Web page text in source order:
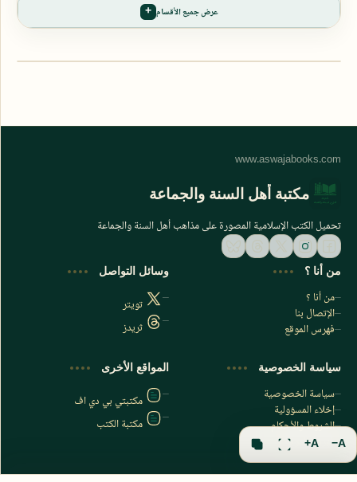
عرض جميع الأقسام
اشترك الآن
اشترك في قناتنا على تليجرام
مكتبة أهل السنة والجماعة
تحميل الكتب الإسلامية المصورة على مذاهب أهل السنة والجماعة
من أنا ؟
من أنا ؟
الإتصال بنا
فهرس الموقع
وسائل التواصل
تويتر
ثريدز
سياسة الخصوصية
سياسة الخصوصية
إخلاء المسؤولية
الشروط والأحكام
فهرس الموقع
المواقع الأخرى
مكتبتي بي دي اف
مكتبة الكتب
A−
A+